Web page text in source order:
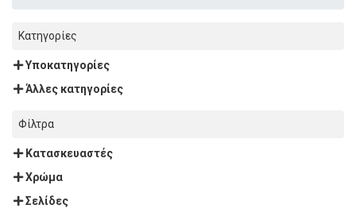
Κατηγορίες
Υποκατηγορίες
Άλλες κατηγορίες
Φίλτρα
Κατασκευαστές
Χρώμα
Σελίδες